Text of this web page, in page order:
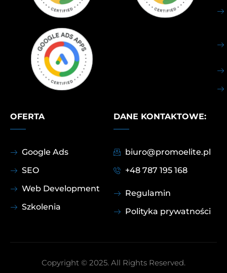
OFERTA
Google Ads
SEO
Web Development
Szkolenia
DANE KONTAKTOWE:
biuro@promoelite.pl
+48 787 195 168
Regulamin
Polityka prywatności
Copyright © 2025. All Rights Reserved.